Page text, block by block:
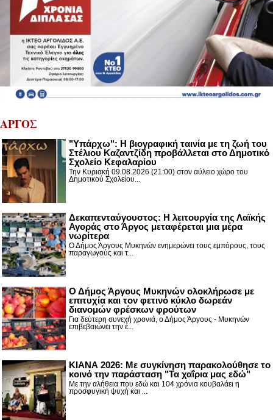
ΑΡΓΟΣ
"Υπάρχω": Η βιογραφική ταινία με τη ζωή του
Στέλιου Καζαντζίδη προβάλλεται στο Δημοτικό
Σχολείο Κεφαλαρίου
Την Κυριακή 09.08.2026 (21:00) στον αύλειο χώρο του
Δημοτικού Σχολείου...
Δεκαπενταύγουστος: H λειτουργία της Λαϊκής
Αγοράς στο Άργος μεταφέρεται μια μέρα
νωρίτερα
Ο Δήμος Άργους Μυκηνών ενημερώνει τους εμπόρους, τους
παραγωγούς και τ...
Ο Δήμος Άργους Μυκηνών ολοκλήρωσε με
επιτυχία και τον φετινό κύκλο δωρεάν
διανομών φρέσκων φρούτων
Για δεύτερη συνεχή χρονιά, ο Δήμος Άργους - Μυκηνών
επιβεβαιώνει την έ...
ΚΙΑΝΑ 2026: Με συγκίνηση παρακολούθησε το
κοινό την παράσταση "Τα χαΐρια μας εδώ"
Με την αλήθεια που εδώ και 104 χρόνια κουβαλάει η
προσφυγική ψυχή και ...